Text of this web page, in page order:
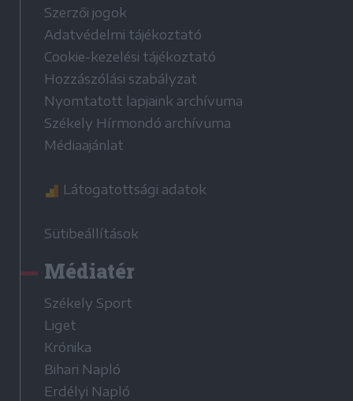
Szerzői jogok
Adatvédelmi tájékoztató
Cookie-kezelési tájékoztató
Hozzászólási szabályzat
Nyomtatott lapjaink archívuma
Székely Hírmondó archívuma
Médiaajánlat
Látogatottsági adatok
Sütibeállítások
Médiatér
Székely Sport
Liget
Krónika
Bihari Napló
Erdélyi Napló